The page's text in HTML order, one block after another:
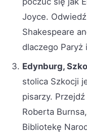
Joyce.
Shakespeare
dlaczego
Edynburg,
stolica Szkocji
pisarzy.
Roberta
Bibliotekę